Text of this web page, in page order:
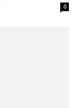
0